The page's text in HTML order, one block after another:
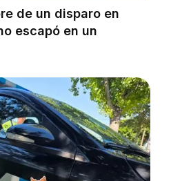
de un disparo en
escapó en un